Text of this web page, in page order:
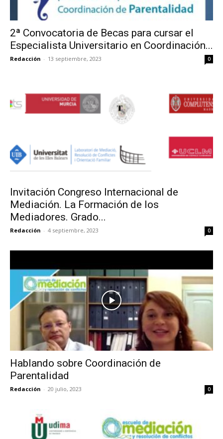
2ª Convocatoria de Becas para cursar el
Especialista Universitario en Coordinación...
Redacción - 13 septiembre, 2023 0
Invitación Congreso Internacional de
Mediación. La Formación de los
Mediadores. Grado...
Redacción - 4 septiembre, 2023 0
Hablando sobre Coordinación de
Parentalidad
Redacción - 20 julio, 2023 0